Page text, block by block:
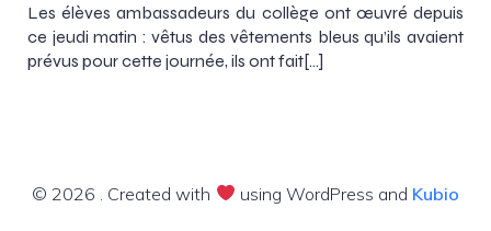
Les élèves ambassadeurs du collège ont œuvré depuis
ce jeudi matin : vêtus des vêtements bleus qu’ils avaient
prévus pour cette journée, ils ont fait[…]
© 2026 . Created with using WordPress and Kubio